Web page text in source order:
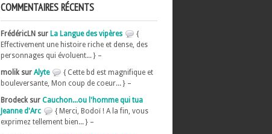
COMMENTAIRES RÉCENTS
FrédéricLN sur La Langue des vipères
{
Effectivement une histoire riche et dense, des
personnages qui évoluent... } –
molik sur Alyte
{ Cette bd est magnifique et
bouleversante, Mon coup de coeur... } –
Brodeck sur Cauchon...ou l'homme qui tua
Jeanne d'Arc
{ Merci, Bodoï ! A la fin, vous
exprimez tellement bien... } –